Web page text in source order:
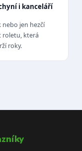
i kanceláří
nebo jen hezčí
roletu, která
roky.